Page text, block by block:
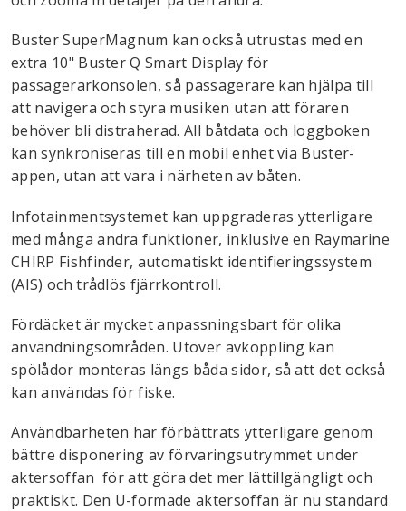
Buster SuperMagnum kan också utrustas med en
extra 10" Buster Q Smart Display för
passagerarkonsolen, så passagerare kan hjälpa till
att navigera och styra musiken utan att föraren
behöver bli distraherad. All båtdata och loggboken
kan synkroniseras till en mobil enhet via Buster-
appen, utan att vara i närheten av båten.
Infotainmentsystemet kan uppgraderas ytterligare
med många andra funktioner, inklusive en Raymarine
CHIRP Fishfinder, automatiskt identifieringssystem
(AIS) och trådlös fjärrkontroll.
Fördäcket är mycket anpassningsbart för olika
användningsområden. Utöver avkoppling kan
spölådor monteras längs båda sidor, så att det också
kan användas för fiske.
Användbarheten har förbättrats ytterligare genom
bättre disponering av förvaringsutrymmet under
aktersoffan för att göra det mer lättillgängligt och
praktiskt. Den U-formade aktersoffan är nu standard